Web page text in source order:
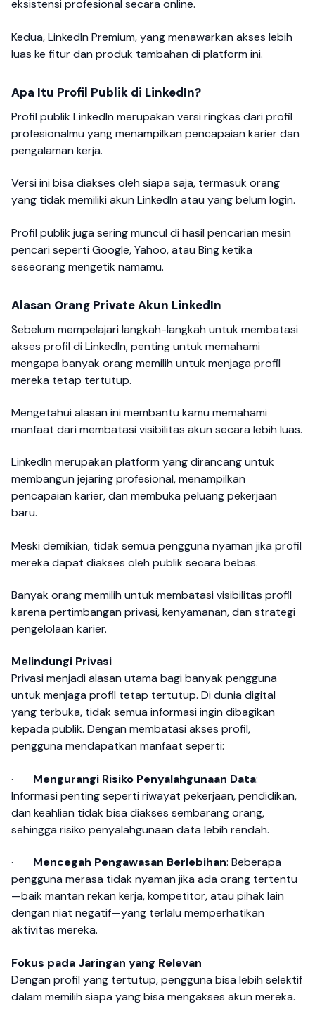
eksistensi profesional secara online.
Kedua, LinkedIn Premium, yang menawarkan akses lebih
luas ke fitur dan produk tambahan di platform ini.
Apa Itu Profil Publik di LinkedIn?
Profil publik LinkedIn merupakan versi ringkas dari profil
profesionalmu yang menampilkan pencapaian karier dan
pengalaman kerja.
Versi ini bisa diakses oleh siapa saja, termasuk orang
yang tidak memiliki akun LinkedIn atau yang belum login.
Profil publik juga sering muncul di hasil pencarian mesin
pencari seperti Google, Yahoo, atau Bing ketika
seseorang mengetik namamu.
Alasan Orang Private Akun LinkedIn
Sebelum mempelajari langkah-langkah untuk membatasi
akses profil di LinkedIn, penting untuk memahami
mengapa banyak orang memilih untuk menjaga profil
mereka tetap tertutup.
Mengetahui alasan ini membantu kamu memahami
manfaat dari membatasi visibilitas akun secara lebih luas.
LinkedIn merupakan platform yang dirancang untuk
membangun jejaring profesional, menampilkan
pencapaian karier, dan membuka peluang pekerjaan
baru.
Meski demikian, tidak semua pengguna nyaman jika profil
mereka dapat diakses oleh publik secara bebas.
Banyak orang memilih untuk membatasi visibilitas profil
karena pertimbangan privasi, kenyamanan, dan strategi
pengelolaan karier.
Melindungi Privasi
Privasi menjadi alasan utama bagi banyak pengguna
untuk menjaga profil tetap tertutup. Di dunia digital
yang terbuka, tidak semua informasi ingin dibagikan
kepada publik. Dengan membatasi akses profil,
pengguna mendapatkan manfaat seperti:
· Mengurangi Risiko Penyalahgunaan Data:
Informasi penting seperti riwayat pekerjaan, pendidikan,
dan keahlian tidak bisa diakses sembarang orang,
sehingga risiko penyalahgunaan data lebih rendah.
· Mencegah Pengawasan Berlebihan: Beberapa
pengguna merasa tidak nyaman jika ada orang tertentu
—baik mantan rekan kerja, kompetitor, atau pihak lain
dengan niat negatif—yang terlalu memperhatikan
aktivitas mereka.
Fokus pada Jaringan yang Relevan
Dengan profil yang tertutup, pengguna bisa lebih selektif
dalam memilih siapa yang bisa mengakses akun mereka.